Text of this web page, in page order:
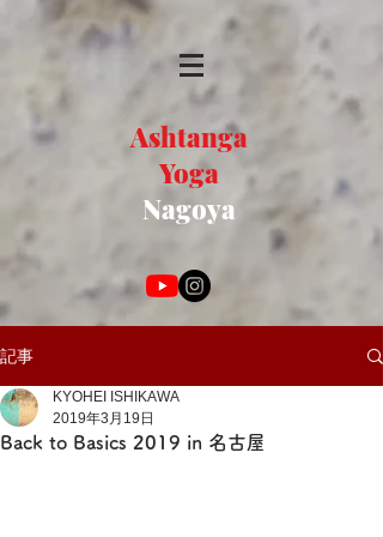
Ashtanga
Yoga
Nagoya
記事
Back to Basics 2019 in 名古屋
KYOHEI ISHIKAWA
2019年3月19日